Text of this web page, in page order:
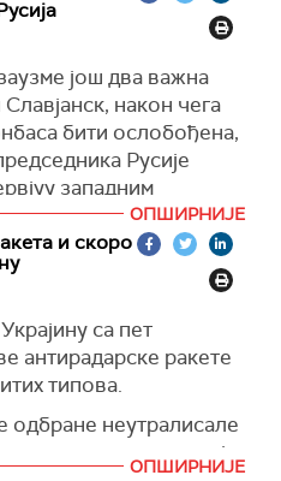
овај циљ и
још два важна
након чега
бити ослобођена,
Русије
западним
руски војници пре
да су заузели
још два важна
Након тога ће
Републике бити
преноси
ОПШИРНИЈЕ
и скоро
са пет
антирадарске ракете
типова.
одбране неутралисале
дронова, саопштило је
ОПШИРНИЈЕ